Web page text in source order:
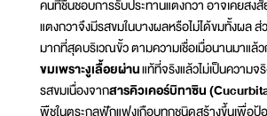
คนที่ชื่นชอบการรับประทานแตงกวา อาจเคยสงสั
แตงกวาจึงมีรสขมในบางผลหรือไม่ได้ขมทั้งผล
มากที่สุดบริเวณขั้ว ตามความเชื่อเมื่อนานมาแล้
ขมเพราะงูเลื้อยผ่านแท้ที่จริงแล้วไม่เป็นความจ
รสขมเนื่องจากสารคิวเคอร์บิทาซิน (
พืชในตระกูลฟักแฟงเกือบทุกชนิดสร้างขึ้นเพื่อป้